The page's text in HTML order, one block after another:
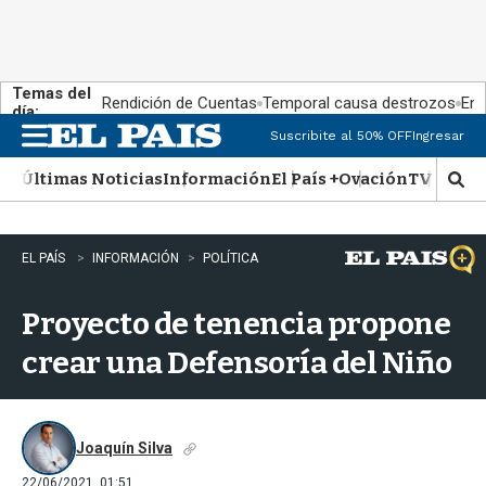
Temas del
día:
Rendición de Cuentas Temporal causa destrozos En
n
u
Suscribite al 50% OFFIngresar
Últimas NoticiasInformaciónEl País +OvaciónTV Show
M
o
s
t
r
q
EL PAÍS INFORMACIÓN POLÍTICA
Proyecto de tenencia propone
crear una Defensoría del Niño
Joaquín Silva
22/06/2021, 01:51